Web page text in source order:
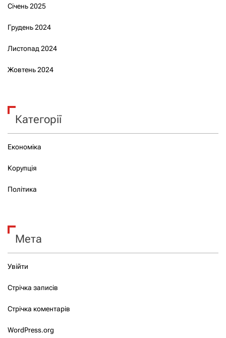
Січень 2025
Грудень 2024
Листопад 2024
Жовтень 2024
Категорії
Економіка
Корупція
Політика
Мета
Увійти
Стрічка записів
Стрічка коментарів
WordPress.org